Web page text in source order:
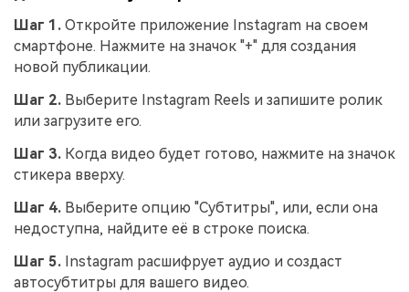
Шаг 1. Откройте приложение Instagram на своем
смартфоне. Нажмите на значок "+" для создания
новой публикации.
Шаг 2. Выберите Instagram Reels и запишите ролик
или загрузите его.
Шаг 3. Когда видео будет готово, нажмите на значок
стикера вверху.
Шаг 4. Выберите опцию "Субтитры", или, если она
недоступна, найдите её в строке поиска.
Шаг 5. Instagram расшифрует аудио и создаст
автосубтитры для вашего видео.